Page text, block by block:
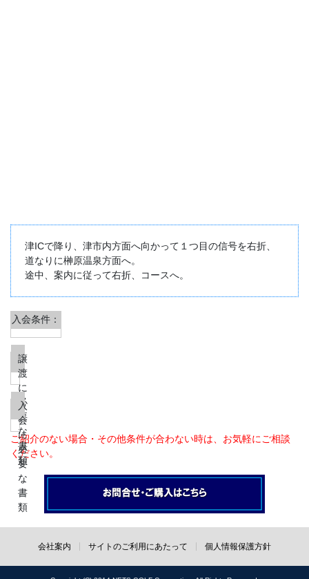
津ICで降り、津市内方面へ向かって１つ目の信号を右折、
道なりに榊原温泉方面へ。
途中、案内に従って右折、コースへ。
入会条件：
ご紹介のない場合・その他条件が合わない時は、お気軽にご相談
ください。
会社案内 サイトのご利用にあたって 個人情報保護方針